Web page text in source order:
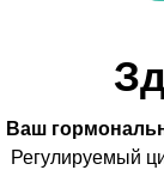
Ваш
Регулируемый